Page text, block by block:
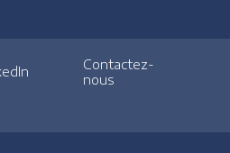
Contactez-
nous